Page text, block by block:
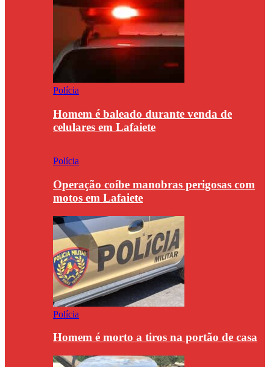
Polícia
Homem é baleado durante venda de
celulares em Lafaiete
Polícia
Operação coíbe manobras perigosas com
motos em Lafaiete
Polícia
Homem é morto a tiros na portão de casa